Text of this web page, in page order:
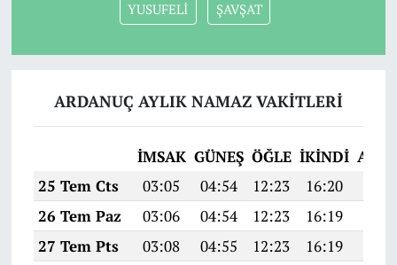
YUSUFELİ ŞAVŞAT
ARDANUÇ AYLIK NAMAZ VAKITLERI
İMSAK GÜNEŞ ÖĞLE İKINDI
25 Tem Cts
03:05 04:54 12:23 16:20
26 Tem Paz
03:06 04:54 12:23 16:19
27 Tem Pts
03:08 04:55 12:23 16:19